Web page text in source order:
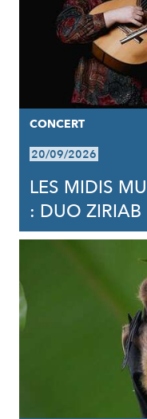
CONCERT
20/09/2026
LES MIDIS
: DUO ZIRIAB